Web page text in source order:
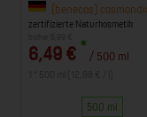
KG, 63834 Sulzbach am
Minzeinander
(benecos)
zertifizierte Naturkosmetik
6,49 €* / 500 ml
500 ml